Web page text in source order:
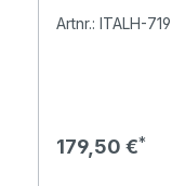
Artnr.: ITALH-
Regulärer
179,50 €